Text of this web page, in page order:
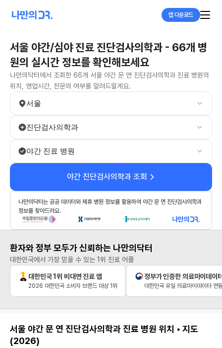
앱 다운로드
서울 야간/심야 진료 진단검사의학과 - 66개 병
원의 실시간 정보를 확인해보세요
나만의닥터에서 조회한 66개 서울 야간 문 연 진단검사의학과 진료 병원의
위치, 영업시간, 전문의 여부를 알려드릴게요.
서울
진단검사의학과
야간 진료 병원
야간 진단검사의학과 조회
나만의닥터는 공공 데이터와 제휴 병원 정보를 활용하여 야간 문 연 진단검사의학과
정보를 찾아드려요.
환자와 정부 모두가 신뢰하는 나만의닥터
대한민국에서 가장 믿을 수 있는 1위 진료 어플
대한민국 1위 비대면 진료 앱
2026 대한민국 소비자 브랜드 대상 1위
정부가 인증한 의료마이데이
대한민국 유일 의료마이데이터 연
서울 야간 문 연 진단검사의학과 진료 병원 위치 • 지도
(2026)